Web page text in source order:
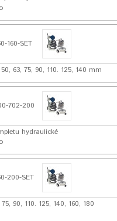
160-SET
63, 75, 90, 110. 125, 140 mm
702-200
hydraulické
200-SET
90, 110. 125, 140, 160, 180